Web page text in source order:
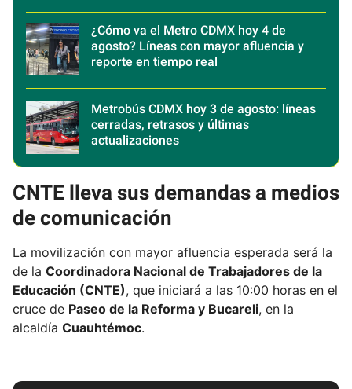
¿Cómo va el Metro CDMX hoy 4 de
agosto? Líneas con mayor afluencia y
reporte en tiempo real
Metrobús CDMX hoy 3 de agosto: líneas
cerradas, retrasos y últimas
actualizaciones
CNTE lleva sus demandas a medios
de comunicación
La movilización con mayor afluencia esperada será la
de la Coordinadora Nacional de Trabajadores de la
Educación (CNTE), que iniciará a las 10:00 horas en el
cruce de Paseo de la Reforma y Bucareli, en la
alcaldía Cuauhtémoc.